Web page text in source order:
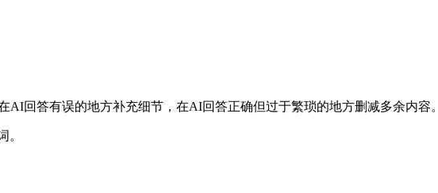
回答有误的地方补充细节，在AI回答正确但过于繁琐的地方删减多余内容。
。